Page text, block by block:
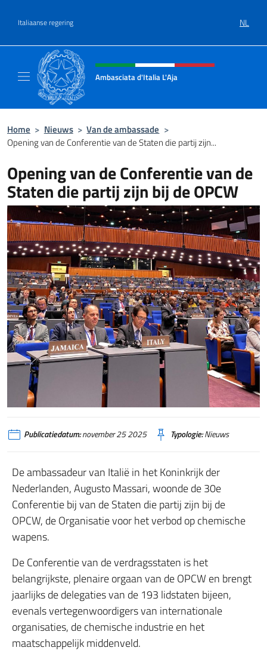
Italiaanse regering NL
Intestazione sito, social e menù
Ambasciata d'Italia L'Aja
Home > Nieuws > Van de ambassade >
Opening van de Conferentie van de Staten die partij zijn...
Opening van de Conferentie van de
Staten die partij zijn bij de OPCW
Publicatiedatum:november 25 2025 Typologie:Nieuws
De ambassadeur van Italië in het Koninkrijk der
Nederlanden, Augusto Massari, woonde de 30e
Conferentie bij van de Staten die partij zijn bij de
OPCW, de Organisatie voor het verbod op chemische
wapens.
De Conferentie van de verdragsstaten is het
belangrijkste, plenaire orgaan van de OPCW en brengt
jaarlijks de delegaties van de 193 lidstaten bijeen,
evenals vertegenwoordigers van internationale
organisaties, de chemische industrie en het
maatschappelijk middenveld.